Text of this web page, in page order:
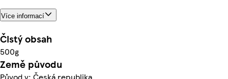
Více informací
Čistý obsah
500g
Země původu